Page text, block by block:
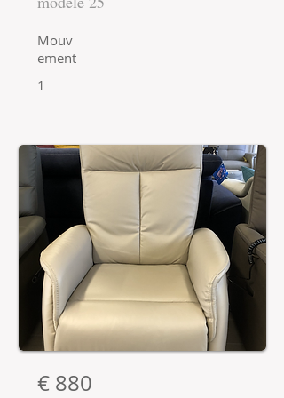
Mouv
ement
1
€ 880